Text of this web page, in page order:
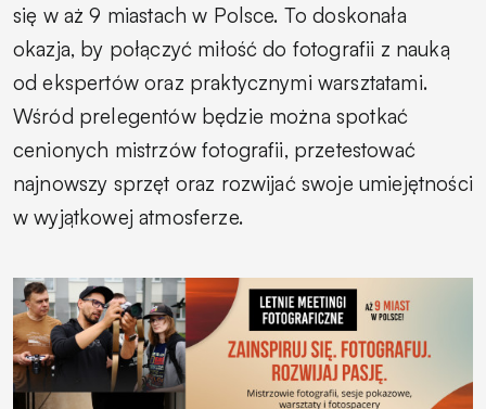
się w aż 9 miastach w Polsce. To doskonała
okazja, by połączyć miłość do fotografii z nauką
od ekspertów oraz praktycznymi warsztatami.
Wśród prelegentów będzie można spotkać
cenionych mistrzów fotografii, przetestować
najnowszy sprzęt oraz rozwijać swoje umiejętności
w wyjątkowej atmosferze.